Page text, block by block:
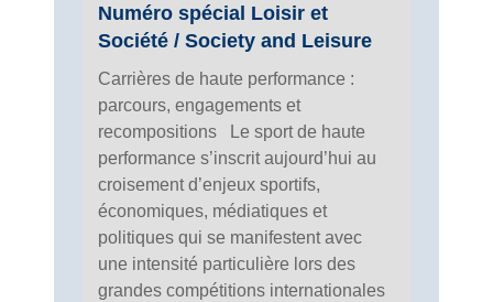
Numéro spécial Loisir et
Société / Society and Leisure
Carrières de haute performance :
parcours, engagements et
recompositions Le sport de haute
performance s’inscrit aujourd’hui au
croisement d’enjeux sportifs,
économiques, médiatiques et
politiques qui se manifestent avec
une intensité particulière lors des
grandes compétitions internationales